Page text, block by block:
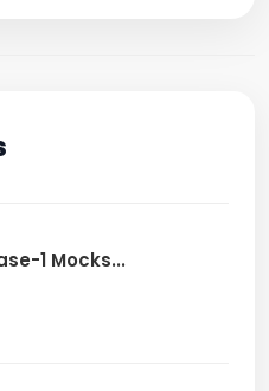
1 Mocks...